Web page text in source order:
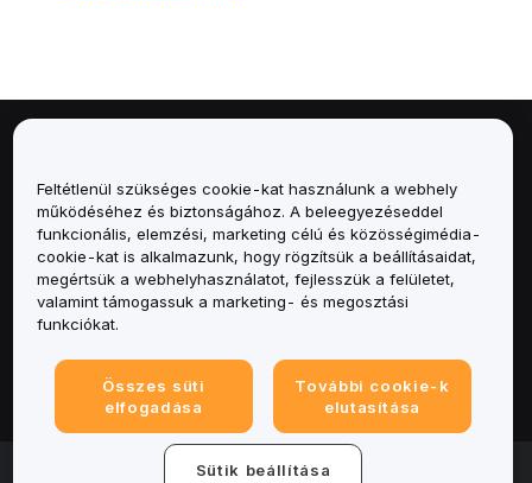
Szolgáltatások
Támogatás
Termékek
© 2025-2026 Bybit.eu. All rights reserved.
Feltétlenül szükséges cookie-kat használunk a webhely
működéséhez és biztonságához. A beleegyezéseddel
funkcionális, elemzési, marketing célú és közösségimédia-
cookie-kat is alkalmazunk, hogy rögzítsük a beállításaidat,
megértsük a webhelyhasználatot, fejlesszük a felületet,
valamint támogassuk a marketing- és megosztási
funkciókat.
Összes süti
elfogadása
További cookie-k
elutasítása
Sütik beállítása